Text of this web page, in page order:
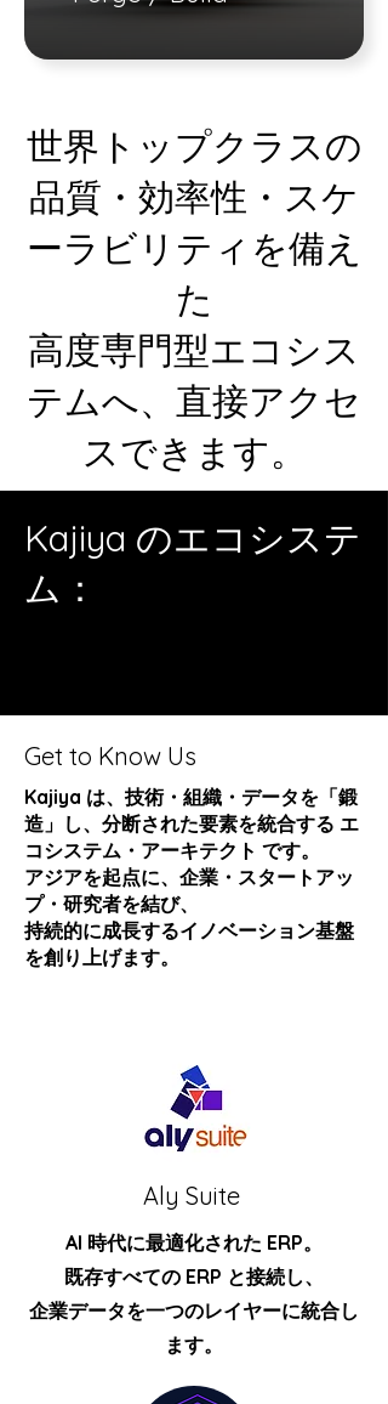
世界トップクラスの
品質・効率性・スケ
ーラビリティを備え
た
高度専門型エコシス
テムへ、直接アクセ
スできます。
Kajiya のエコシステ
ム：
Get to Know Us
Kajiya は、技術・組織・データを「鍛
造」し、分断された要素を統合する エ
コシステム・アーキテクト です。
アジアを起点に、企業・スタートアッ
プ・研究者を結び、
持続的に成長するイノベーション基盤
を創り上げます。
Aly Suite
AI 時代に最適化された ERP。
既存すべての ERP と接続し、
企業データを一つのレイヤーに統合し
ます。